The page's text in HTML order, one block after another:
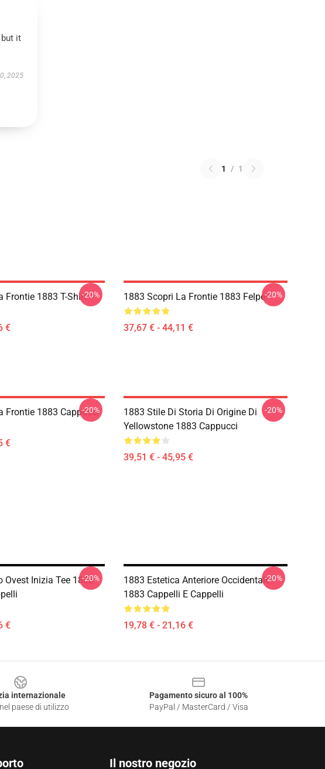
it
2025
1 / 1
Frontie 1883 T-Shirt
€
-20% 1883 Scopri La Frontie 1883 Felpe
37,67 € - 44,11 €
-20%
Frontie 1883 Cappucci
€
-20%
1883 Stile Di Storia Di Origine Di
Yellowstone 1883 Cappucci
39,51 € - 45,95 €
-20%
Ovest Inizia Tee 1883
€
-20%
1883 Estetica Anteriore Occidentale
1883 Cappelli E Cappelli
19,78 € - 21,16 €
-20%
internazionale
paese di utilizzo
Pagamento sicuro al 100%
PayPal / MasterCard / Visa
Il nostro negozio